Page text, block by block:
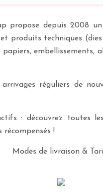
propose depuis 2008
produits techniques
embellissements,
réguliers de
: découvrez toutes
!
Modes de livraison &